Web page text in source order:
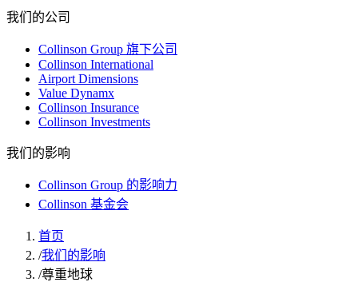
我们的公司
Collinson Group 旗下公司
Collinson International
Airport Dimensions
Value Dynamx
Collinson Insurance
Collinson Investments
我们的影响
Collinson Group 的影响力
Collinson 基金会
首页
/我们的影响
/尊重地球